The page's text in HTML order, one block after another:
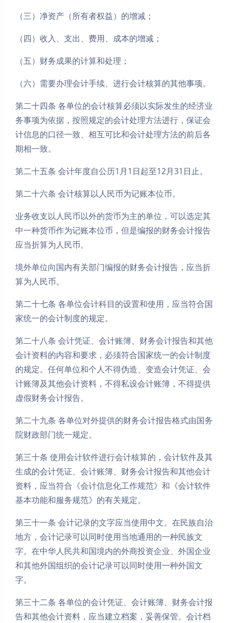
（三）净资产（所有者权益）的增减；
（四）收入、支出、费用、成本的增减；
（五）财务成果的计算和处理；
（六）需要办理会计手续、进行会计核算的其他事项。
第二十四条 各单位的会计核算必须以实际发生的经济业
务事项为依据，按照规定的会计处理方法进行，保证会
计信息的口径一致、相互可比和会计处理方法的前后各
期相一致。
第二十五条 会计年度自公历1月1日起至12月31日止。
第二十六条 会计核算以人民币为记账本位币。
业务收支以人民币以外的货币为主的单位，可以选定其
中一种货币作为记账本位币，但是编报的财务会计报告
应当折算为人民币。
境外单位向国内有关部门编报的财务会计报告，应当折
算为人民币。
第二十七条 各单位会计科目的设置和使用，应当符合国
家统一的会计制度的规定。
第二十八条 会计凭证、会计账簿、财务会计报告和其他
会计资料的内容和要求，必须符合国家统一的会计制度
的规定。任何单位和个人不得伪造、变造会计凭证、会
计账簿及其他会计资料，不得私设会计账簿，不得提供
虚假财务会计报告。
第二十九条 各单位对外提供的财务会计报告格式由国务
院财政部门统一规定。
第三十条 使用会计软件进行会计核算的，会计软件及其
生成的会计凭证、会计账簿、财务会计报告和其他会计
资料，应当符合《会计信息化工作规范》和《会计软件
基本功能和服务规范》的有关规定。
第三十一条 会计记录的文字应当使用中文。在民族自治
地方，会计记录可以同时使用当地通用的一种民族文
字。在中华人民共和国境内的外商投资企业、外国企业
和其他外国组织的会计记录可以同时使用一种外国文
字。
第三十二条 各单位的会计凭证、会计账簿、财务会计报
告和其他会计资料，应当建立档案，妥善保管。会计档